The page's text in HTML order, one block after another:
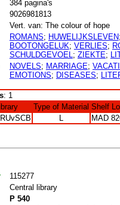
384 pagina's
9026981813
Vert. van: The colour of hope
ROMANS; HUWELIJKSLEVEN
BOOTONGELUK; VERLIES;
SCHULDGEVOEL ; ZIEKTE;
NOVELS; MARRIAGE;
EMOTIONS; DISEASES;
: 1
Type of Material Shelf
L MAD
115277
Central library
P 540